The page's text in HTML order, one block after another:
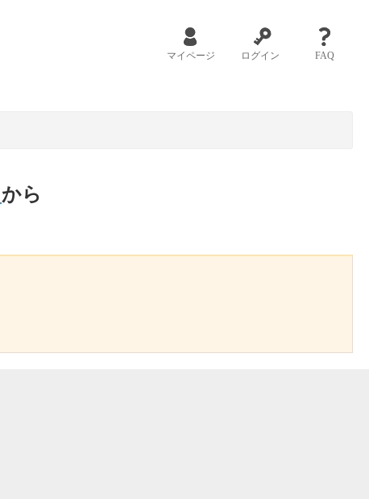
マイページ ログイン FAQ
から